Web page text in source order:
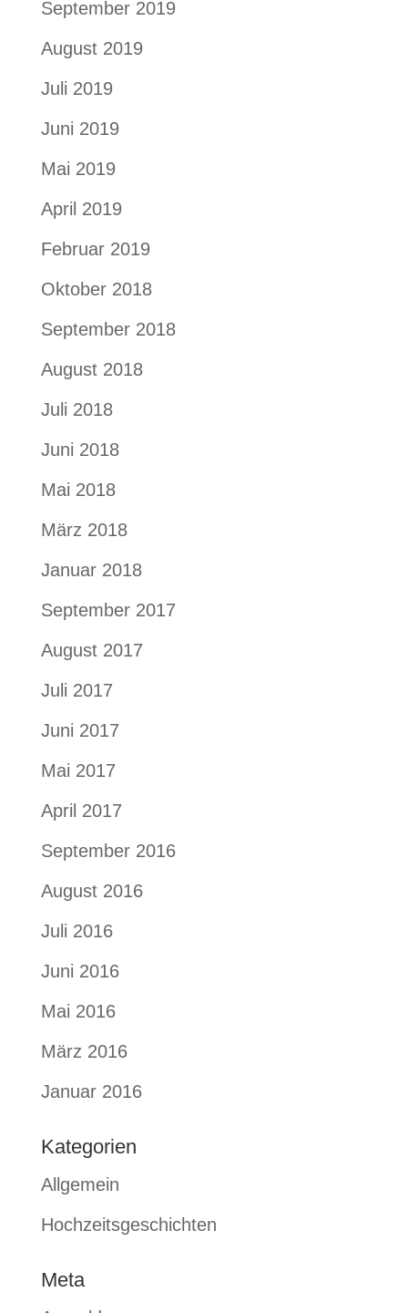
September 2019
August 2019
Juli 2019
Juni 2019
Mai 2019
April 2019
Februar 2019
Oktober 2018
September 2018
August 2018
Juli 2018
Juni 2018
Mai 2018
März 2018
Januar 2018
September 2017
August 2017
Juli 2017
Juni 2017
Mai 2017
April 2017
September 2016
August 2016
Juli 2016
Juni 2016
Mai 2016
März 2016
Januar 2016
Kategorien
Allgemein
Hochzeitsgeschichten
Meta